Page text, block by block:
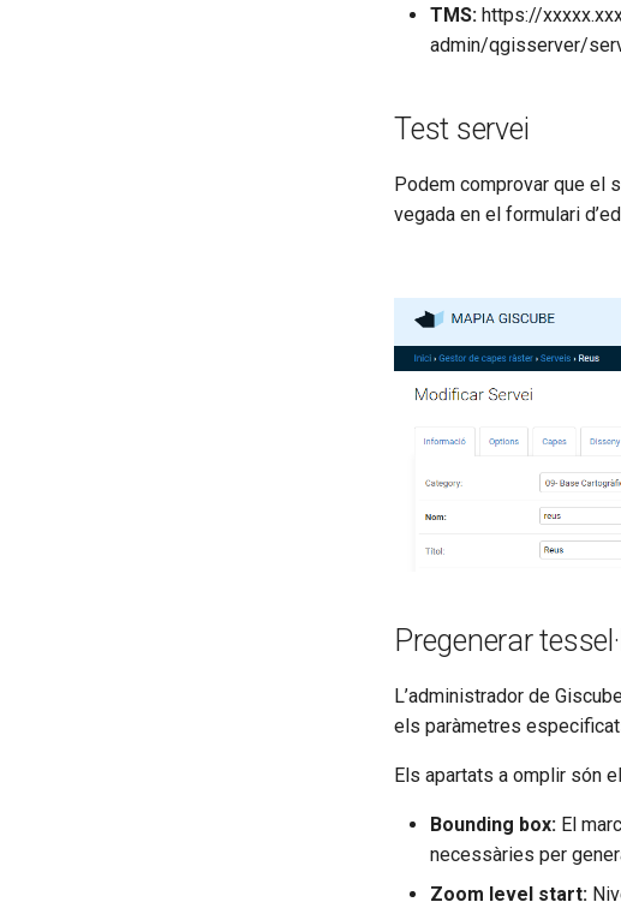
TMS: https://
admin/qgisserver/
Test servei
Podem comprovar que el
vegada en el formulari
Pregenerar
L’administrador de
els paràmetres
Els apartats a omplir són
Bounding box: El
necessàries per
Zoom level start: